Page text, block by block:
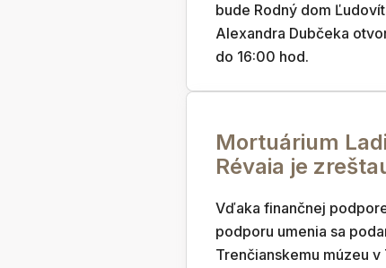
bude Rodný dom
Alexandra Dubčeka
do 16:00 hod.
Mortuárium
Révaia je
Vďaka finančnej
podporu umenia sa
Trenčianskemu múzeu v